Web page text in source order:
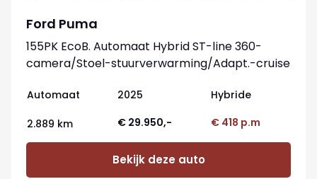
Ford Puma
155PK EcoB. Automaat Hybrid ST-line 360-
camera/Stoel-stuurverwarming/Adapt.-cruise
Automaat 2025 Hybride
2.889 km € 29.950,- € 418 p.m
Bekijk deze auto